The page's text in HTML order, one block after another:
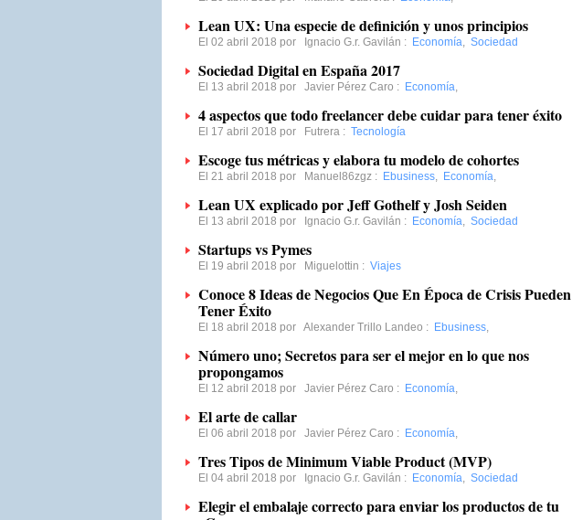
Lean UX: Una especie de definición y unos principios
El 02 abril 2018 por Ignacio G.r. Gavilán : Economía, Sociedad
Sociedad Digital en España 2017
El 13 abril 2018 por Javier Pérez Caro : Economía,
4 aspectos que todo freelancer debe cuidar para tener éxito
El 17 abril 2018 por Futrera : Tecnología
Escoge tus métricas y elabora tu modelo de cohortes
El 21 abril 2018 por Manuel86zgz : Ebusiness, Economía,
Lean UX explicado por Jeff Gothelf y Josh Seiden
El 13 abril 2018 por Ignacio G.r. Gavilán : Economía, Sociedad
Startups vs Pymes
El 19 abril 2018 por Miguelottin : Viajes
Conoce 8 Ideas de Negocios Que En Época de Crisis Pueden
Tener Éxito
El 18 abril 2018 por Alexander Trillo Landeo : Ebusiness,
Número uno; Secretos para ser el mejor en lo que nos
propongamos
El 12 abril 2018 por Javier Pérez Caro : Economía,
El arte de callar
El 06 abril 2018 por Javier Pérez Caro : Economía,
Tres Tipos de Minimum Viable Product (MVP)
El 04 abril 2018 por Ignacio G.r. Gavilán : Economía, Sociedad
Elegir el embalaje correcto para enviar los productos de tu